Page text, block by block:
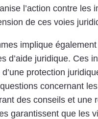
l’action contre
de ces voies
implique
d’aide juridique. Ces
protection
concernant
des conseils et
garantissent que les